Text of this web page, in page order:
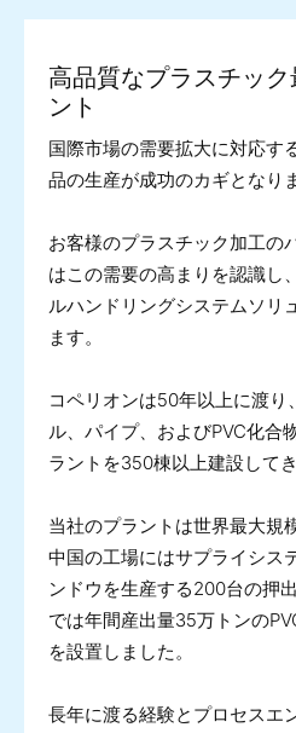
高品質なプラスチッ
ント
国際市場の需要拡大に対応す
品の生産が成功のカギとなり
お客様のプラスチック加工の
はこの需要の高まりを認識し
ルハンドリングシステムソリ
ます。
コペリオンは50年以上に渡り
ル、パイプ、およびPVC化合
ラントを350棟以上建設してき
当社のプラントは世界最大規
中国の工場にはサプライシス
ンドウを生産する200台の押
では年間産出量35万トンの
を設置しました。
長年に渡る経験とプロセスエ